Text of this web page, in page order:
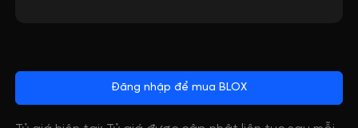
Đăng nhập để mua BLOX